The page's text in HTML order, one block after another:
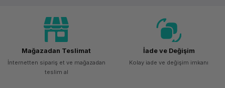
Mağazadan Teslimat
İnternetten sipariş et ve mağazadan
teslim al
İade ve Değişim
Kolay iade ve değişim imkanı